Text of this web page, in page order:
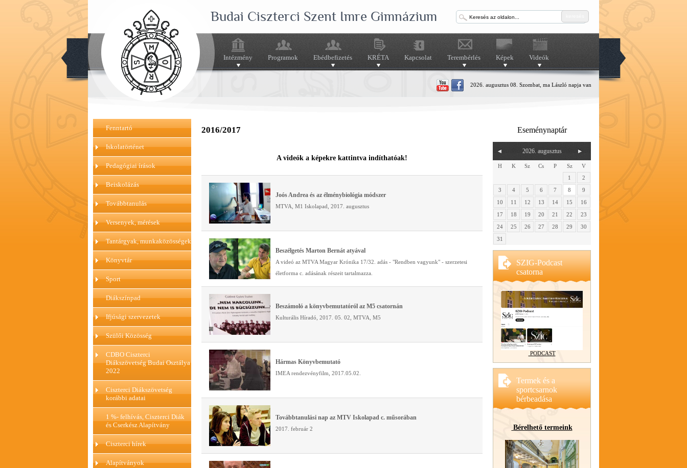
Budai Ciszterci Szent Imre Gimnázium
Intézmény Programok Ebédbefizetés KRÉTA Kapcsolat Terembérlés Képek Videók
2026. augusztus 08. Szombat, ma László napja van
Fenntartó
Iskolatörténet
Pedagógiai írások
Beiskolázás
Továbbtanulás
Versenyek, mérések
Tantárgyak, munkaközösségek
Könyvtár
Sport
Diákszínpad
Ifjúsági szervezetek
Szülői Közösség
CDBO Ciszterci
Diákszövetség Budai Osztálya
2022
Ciszterci Diákszövetség
korábbi adatai
1 %- felhívás, Ciszterci Diák
és Cserkész Alapítvány
Ciszterci hírek
Alapítványok
2016/2017
A videók a képekre kattintva indíthatóak!
Joós Andrea és az élménybiológia módszer
MTVA, M1 Iskolapad, 2017. augusztus
Beszélgetés Marton Bernát atyával
A videó az MTVA Magyar Krónika 17/32. adás - "Rendben vagyunk" - szerzetesi
életforma c. adásának részeit tartalmazza.
Beszámoló a könyvbemutatóról az M5 csatornán
Kulturális Híradó, 2017. 05. 02, MTVA, M5
Hármas Könyvbemutató
IMEA rendezvényfilm, 2017.05.02.
Továbbtanulási nap az MTV Iskolapad c. műsorában
2017. február 2
Eseménynaptár
2026. augusztus
H K Sz Cs P Sz
V
1
2
3
4 5 6 7 8
9
10
11 12 13 14 15
16
17
18 19 20 21 22
23
24
25 26 27 28 29
30
31
SZIG-Podcast
csatorna
PODCAST
Termek és a
sportcsarnok
bérbeadása
Bérelhető termeink